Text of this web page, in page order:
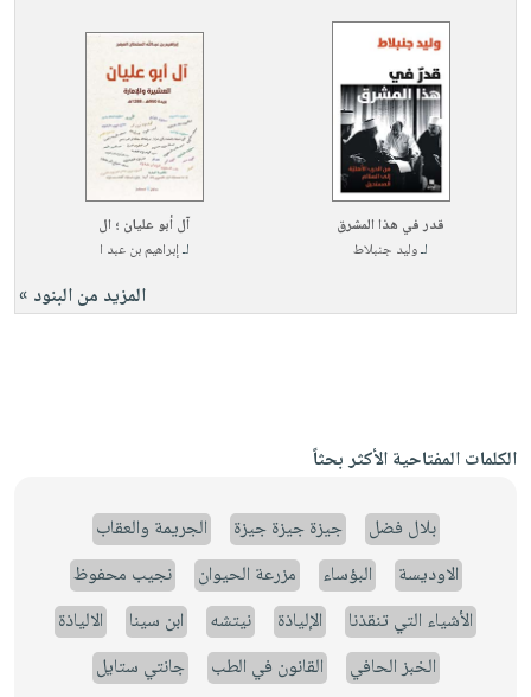
قدر في هذا المشرق
لـوليد جنبلاط
آل أبو عليان ؛ ال
لـإبراهيم بن عبد ا
المزيد من البنود »
الكلمات المفتاحية الأكثر بحثاً
بلال فضل جيزة جيزة جيزة
الجريمة والعقاب
الاوديسة
البؤساء مزرعة الحيوان
نجيب محفوظ
الأشياء التي تنقذنا
الإلياذة نيتشه ابن سينا
الالياذة
الخبز الحافي
القانون في الطب
جانتي ستايل